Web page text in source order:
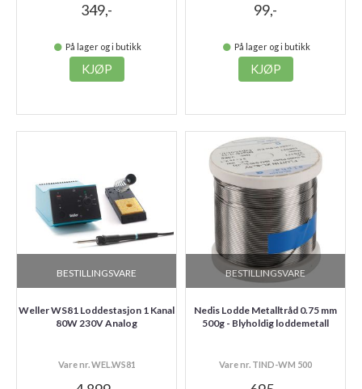
349,-
På lager og i butikk
KJØP
99,-
På lager og i butikk
KJØP
BESTILLINGSVARE
Weller WS81 Loddestasjon 1 Kanal
80W 230V Analog
Vare nr. WEL.WS81
BESTILLINGSVARE
Nedis Lodde Metalltråd 0.75 mm
500g - Blyholdig loddemetall
Vare nr. TIND-WM 500